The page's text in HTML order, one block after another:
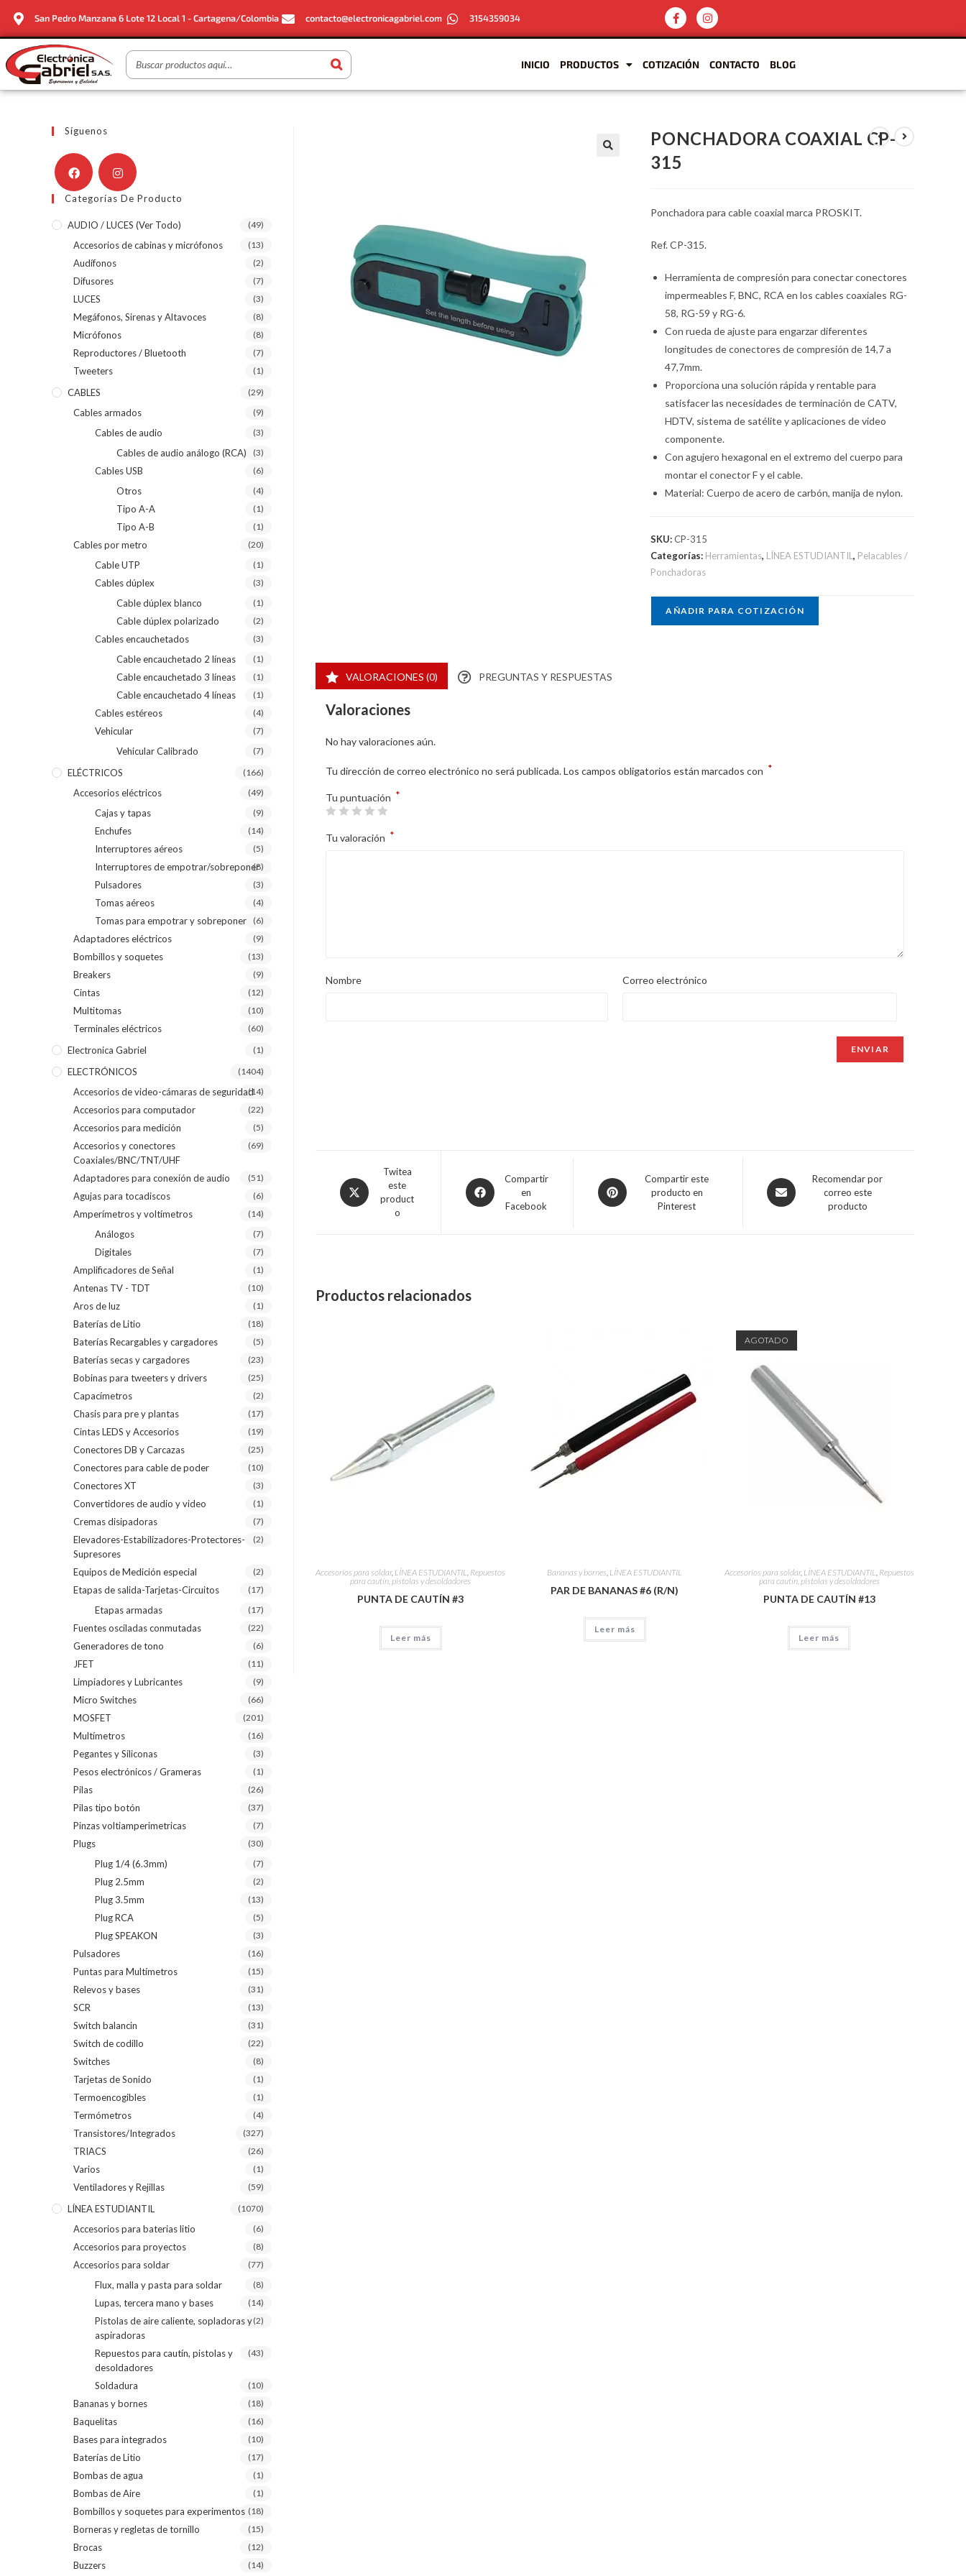
San Pedro Manzana 6 Lote 12 Local 1 - Cartagena/Colombia contacto@electronicagabriel.com 3154359034
INICIO PRODUCTOS COTIZACIÓN CONTACTO BLOG
PONCHADORA COAXIAL CP-
315
Ponchadora para cable coaxial marca PROSKIT.
Ref. CP-315.
Herramienta de compresión para conectar conectores
impermeables F, BNC, RCA en los cables coaxiales RG-
58, RG-59 y RG-6.
Con rueda de ajuste para engarzar diferentes
longitudes de conectores de compresión de 14,7 a
47,7mm.
Proporciona una solución rápida y rentable para
satisfacer las necesidades de terminación de CATV,
HDTV, sistema de satélite y aplicaciones de video
componente.
Con agujero hexagonal en el extremo del cuerpo para
montar el conector F y el cable.
Material: Cuerpo de acero de carbón, manija de nylon.
SKU:CP-315
Categorías: Herramientas, LÍNEA ESTUDIANTIL, Pelacables /
Ponchadoras
AÑADIR PARA COTIZACIÓN
VALORACIONES (0) PREGUNTAS Y RESPUESTAS
Valoraciones
No hay valoraciones aún.
Tu dirección de correo electrónico no será publicada.Los campos obligatorios están marcados con *
Tu puntuación *
Tu valoración *
Nombre Correo electrónico
Twitea
este
product
o
Compartir
en
Facebook
Compartir este
producto en
Pinterest
Recomendar por
correo este
producto
Productos relacionados
Accesorios para soldar, LÍNEA ESTUDIANTIL, Repuestos
para cautín, pistolas y desoldadores
PUNTA DE CAUTÍN #3
Leer más
Bananas y bornes, LÍNEA ESTUDIANTIL
PAR DE BANANAS #6 (R/N)
Leer más
AGOTADO
Accesorios para soldar, LÍNEA ESTUDIANTIL, Repuestos
para cautín, pistolas y desoldadores
PUNTA DE CAUTÍN #13
Leer más
Síguenos
Categorías De Producto
AUDIO / LUCES (ver Todo) (49)
Accesorios de cabinas y micrófonos (13)
Audífonos (2)
Difusores (7)
LUCES (3)
Megáfonos, Sirenas y Altavoces (8)
Micrófonos (8)
Reproductores / Bluetooth (7)
Tweeters (1)
CABLES (29)
Cables armados (9)
Cables de audio (3)
Cables de audio análogo (RCA) (3)
Cables USB (6)
Otros (4)
Tipo A-A (1)
Tipo A-B (1)
Cables por metro (20)
Cable UTP (1)
Cables dúplex (3)
Cable dúplex blanco (1)
Cable dúplex polarizado (2)
Cables encauchetados (3)
Cable encauchetado 2 líneas (1)
Cable encauchetado 3 líneas (1)
Cable encauchetado 4 líneas (1)
Cables estéreos (4)
Vehicular (7)
Vehicular Calibrado (7)
ELÉCTRICOS (166)
Accesorios eléctricos (49)
Cajas y tapas (9)
Enchufes (14)
Interruptores aéreos (5)
Interruptores de empotrar/sobreponer(8)
Pulsadores (3)
Tomas aéreos (4)
Tomas para empotrar y sobreponer (6)
Adaptadores eléctricos (9)
Bombillos y soquetes (13)
Breakers (9)
Cintas (12)
Multitomas (10)
Terminales eléctricos (60)
Electronica Gabriel (1)
ELECTRÓNICOS (1404)
Accesorios de video-cámaras de seguridad(14)
Accesorios para computador (22)
Accesorios para medición (5)
Accesorios y conectores
Coaxiales/BNC/TNT/UHF
(69)
Adaptadores para conexión de audio (51)
Agujas para tocadiscos (6)
Amperímetros y voltímetros (14)
Análogos (7)
Digitales (7)
Amplificadores de Señal (1)
Antenas TV - TDT (10)
Aros de luz (1)
Baterías de Litio (18)
Baterías Recargables y cargadores (5)
Baterías secas y cargadores (23)
Bobinas para tweeters y drivers (25)
Capacímetros (2)
Chasis para pre y plantas (17)
Cintas LEDS y Accesorios (19)
Conectores DB y Carcazas (25)
Conectores para cable de poder (10)
Conectores XT (3)
Convertidores de audio y video (1)
Cremas disipadoras (7)
Elevadores-Estabilizadores-Protectores-
Supresores
(2)
Equipos de Medición especial (2)
Etapas de salida-Tarjetas-Circuitos (17)
Etapas armadas (17)
Fuentes osciladas conmutadas (22)
Generadores de tono (6)
JFET (11)
Limpiadores y Lubricantes (9)
Micro Switches (66)
MOSFET (201)
Multímetros (16)
Pegantes y Siliconas (3)
Pesos electrónicos / Grameras (1)
Pilas (26)
Pilas tipo botón (37)
Pinzas voltiamperimetricas (7)
Plugs (30)
Plug 1/4 (6.3mm) (7)
Plug 2.5mm (2)
Plug 3.5mm (13)
Plug RCA (5)
Plug SPEAKON (3)
Pulsadores (16)
Puntas para Multímetros (15)
Relevos y bases (31)
SCR (13)
Switch balancin (31)
Switch de codillo (22)
Switches (8)
Tarjetas de Sonido (1)
Termoencogibles (1)
Termómetros (4)
Transistores/Integrados (327)
TRIACS (26)
Varios (1)
Ventiladores y Rejillas (59)
LÍNEA ESTUDIANTIL (1070)
Accesorios para baterias litio (6)
Accesorios para proyectos (8)
Accesorios para soldar (77)
Flux, malla y pasta para soldar (8)
Lupas, tercera mano y bases (14)
Pistolas de aire caliente, sopladoras y
aspiradoras
(2)
Repuestos para cautín, pistolas y
desoldadores
(43)
Soldadura (10)
Bananas y bornes (18)
Baquelitas (16)
Bases para integrados (10)
Baterías de Litio (17)
Bombas de agua (1)
Bombas de Aire (1)
Bombillos y soquetes para experimentos (18)
Borneras y regletas de tornillo (15)
Brocas (12)
Buzzers (14)